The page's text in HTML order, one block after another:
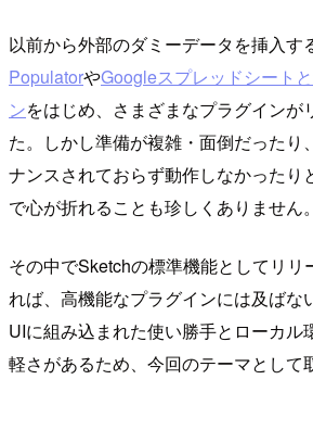
以前から外部のダミーデータを挿入す
PopulatorやGoogleスプレッドシート
ンをはじめ、さまざまなプラグインが
た。しかし準備が複雑・面倒だったり
ナンスされておらず動作しなかったり
で心が折れることも珍しくありません。
その中でSketchの標準機能としてリリ
れば、高機能なプラグインには及ばな
UIに組み込まれた使い勝手とローカル
軽さがあるため、今回のテーマとして